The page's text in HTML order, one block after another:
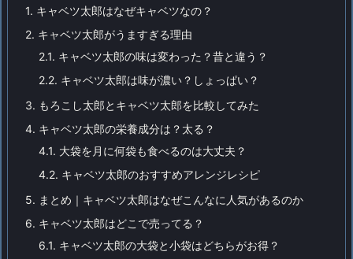
1. キャベツ太郎はなぜキャベツなの？
2. キャベツ太郎がうますぎる理由
2.1. キャベツ太郎の味は変わった？昔と違う？
2.2. キャベツ太郎は味が濃い？しょっぱい？
3. もろこし太郎とキャベツ太郎を比較してみた
4. キャベツ太郎の栄養成分は？太る？
4.1. 大袋を月に何袋も食べるのは大丈夫？
4.2. キャベツ太郎のおすすめアレンジレシピ
5. まとめ｜キャベツ太郎はなぜこんなに人気があるのか
6. キャベツ太郎はどこで売ってる？
6.1. キャベツ太郎の大袋と小袋はどちらがお得？